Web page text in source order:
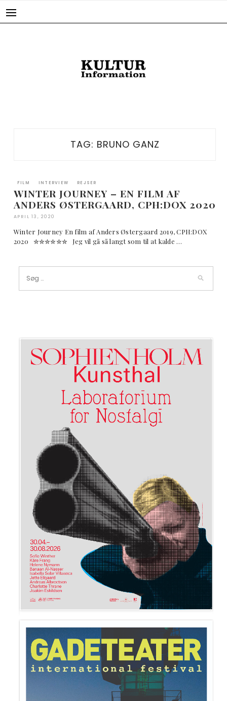
TAG: BRUNO GANZ
FILM INTERVIEW REJSER
WINTER JOURNEY – EN FILM AF
ANDERS ØSTERGAARD, CPH:DOX 2020
APRIL 13, 2020
Winter Journey En film af Anders Østergaard 2019, CPH:DOX
2020 ✮✮✮✮✮✮ Jeg vil gå så langt som til at kalde …